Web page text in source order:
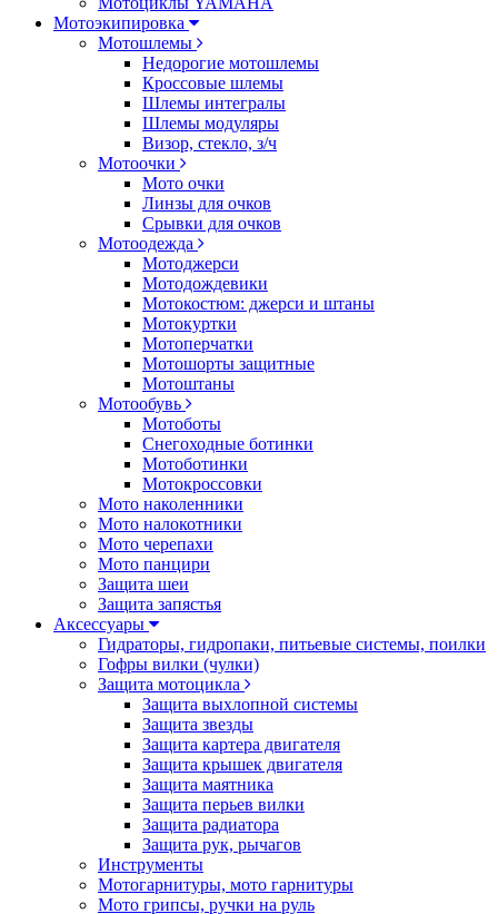
Мотоэкипировка
Мотошлемы
Недорогие мотошлемы
Кроссовые шлемы
Шлемы интегралы
Шлемы модуляры
Визор, стекло, з/ч
Мотоочки
Мото очки
Линзы для очков
Срывки для очков
Мотоодежда
Мотоджерси
Мотодождевики
Мотокостюм: джерси и штаны
Мотокуртки
Мотоперчатки
Мотошорты защитные
Мотоштаны
Мотообувь
Мотоботы
Снегоходные ботинки
Мотоботинки
Мотокроссовки
Мото наколенники
Мото налокотники
Мото черепахи
Мото панцири
Защита шеи
Защита запястья
Аксессуары
Гидраторы, гидропаки, питьевые системы, поилки
Гофры вилки (чулки)
Защита мотоцикла
Защита выхлопной системы
Защита звезды
Защита картера двигателя
Защита крышек двигателя
Защита маятника
Защита перьев вилки
Защита радиатора
Защита рук, рычагов
Инструменты
Мотогарнитуры, мото гарнитуры
Мото грипсы, ручки на руль